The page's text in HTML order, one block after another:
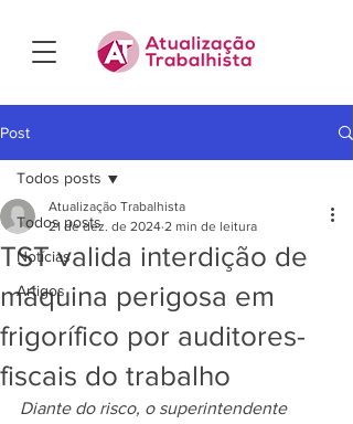
Post
Todos posts
Notícias
Artigos
Todos posts
TST valida interdição de
máquina perigosa em
frigorífico por auditores-
fiscais do trabalho
Atualização Trabalhista
21 de dez. de 2024 2 min de leitura
Diante do risco, o superintendente